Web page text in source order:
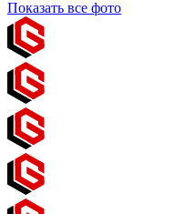
Показать все фото